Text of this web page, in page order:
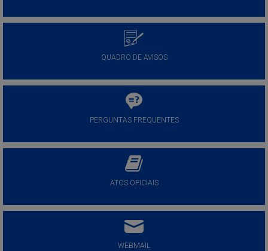
QUADRO DE AVISOS
PERGUNTAS FREQUENTES
ATOS OFICIAIS
WEBMAIL